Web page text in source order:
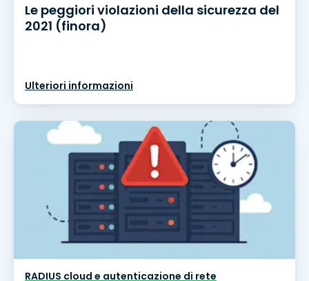
Le peggiori violazioni della sicurezza del
2021 (finora)
Ulteriori informazioni
RADIUS cloud e autenticazione di rete